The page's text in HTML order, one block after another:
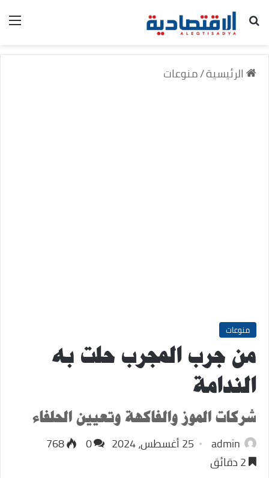
بحث عن
الرئيسية/منوعات
منوعات
من جرب المجرب حلت به
الندامة
شركات الموز والفاكهة وتعيين الحلفاء
admin 25 أغسطس، 2024 0
768